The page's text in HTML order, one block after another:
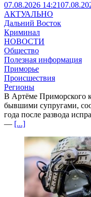
07.08.2026 14:21
АКТУАЛЬНО
Дальний Восток
Криминал
НОВОСТИ
Общество
Полезная информация
Приморье
Происшествия
Регионы
В Артёме Приморского
бывшими супругами,
года после развода
— [...]